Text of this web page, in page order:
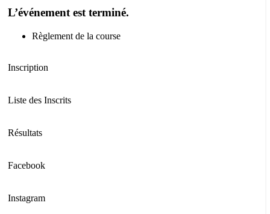
L’événement est terminé.
Règlement de la course
Inscription
Liste des Inscrits
Résultats
Facebook
Instagram